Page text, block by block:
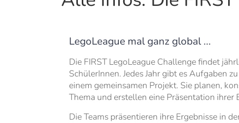
LegoLeague mal ganz global ...
Die FIRST LegoLeague Challenge findet
SchülerInnen. Jedes Jahr gibt es Aufgaben
einem gemeinsamen Projekt. Sie planen,
Thema und erstellen eine Präsentation ihrer
Die Teams präsentieren ihre Ergebnisse in